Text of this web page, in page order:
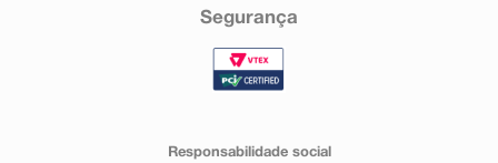
Segurança
Responsabilidade social